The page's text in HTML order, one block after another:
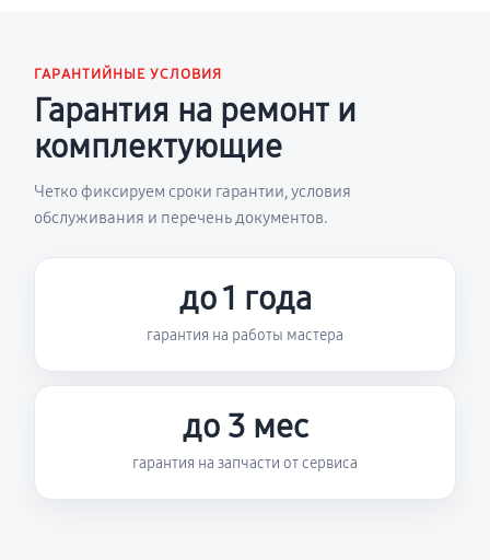
ГАРАНТИЙНЫЕ УСЛОВИЯ
Гарантия на ремонт и
комплектующие
Четко фиксируем сроки гарантии, условия
обслуживания и перечень документов.
до 1 года
гарантия на работы мастера
до 3 мес
гарантия на запчасти от сервиса